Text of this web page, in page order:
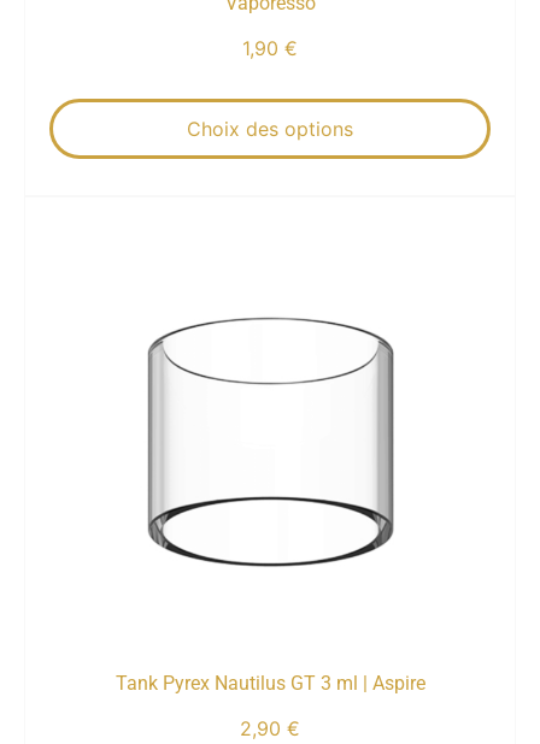
1,90 €
Choix des options
Tank Pyrex Nautilus GT 3 ml | Aspire
2,90 €